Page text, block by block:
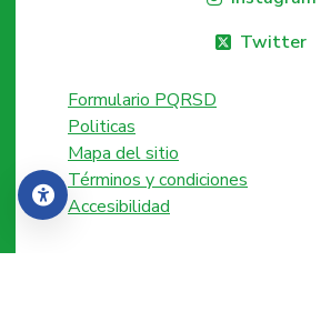
Accesibilidad
Twitter
Formulario PQRSD
Politicas
Mapa del sitio
Términos y condiciones
Accesibilidad